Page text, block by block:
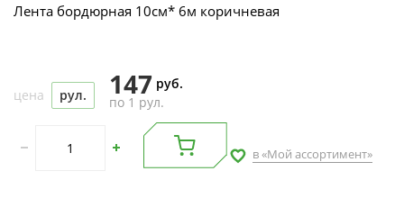
Лента бордюрная 10см* 6м коричневая
цена рул. 147 руб.
по 1 рул.
в «Мой ассортимент»